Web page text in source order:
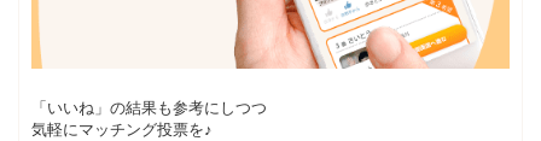
「いいね」の結果も参考にしつつ
気軽にマッチング投票を♪